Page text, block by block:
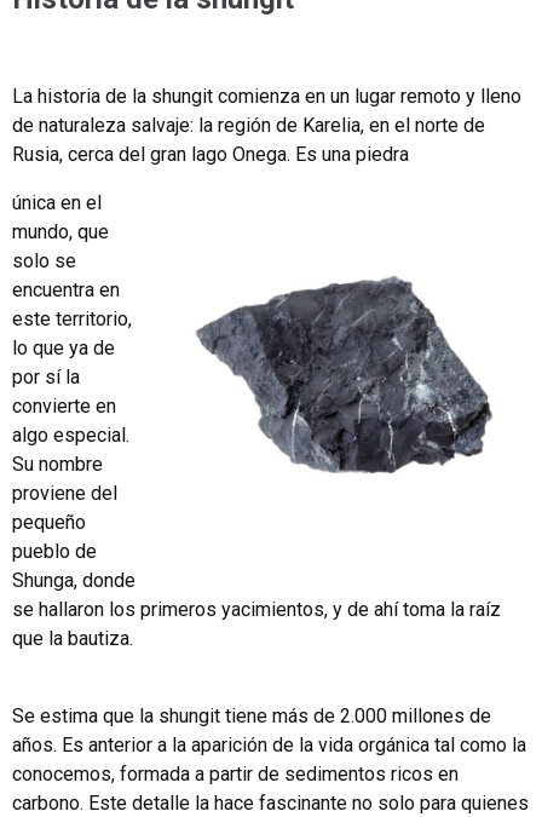
La historia de la shungit comienza en un lugar remoto y lleno
de naturaleza salvaje: la región de Karelia, en el norte de
Rusia, cerca del gran lago Onega. Es una piedra
única en el
mundo, que
solo se
encuentra en
este territorio,
lo que ya de
por sí la
convierte en
algo especial.
Su nombre
proviene del
pequeño
pueblo de
Shunga, donde
se hallaron los primeros yacimientos, y de ahí toma la raíz
que la bautiza.
Se estima que la shungit tiene más de 2.000 millones de
años. Es anterior a la aparición de la vida orgánica tal como la
conocemos, formada a partir de sedimentos ricos en
carbono. Este detalle la hace fascinante no solo para quienes